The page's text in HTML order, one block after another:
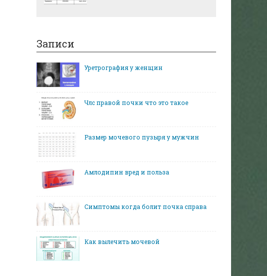
Записи
Уретрография у женщин
Члс правой почки что это такое
Размер мочевого пузыря у мужчин
Амлодипин вред и польза
Симптомы когда болит почка справа
Как вылечить мочевой